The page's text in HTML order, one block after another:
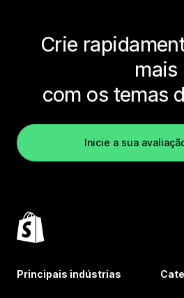
Crie
mais
com os temas
Inicie a sua
Principais indústrias